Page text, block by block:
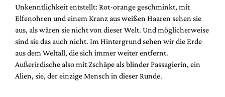
Unkenntlichkeit entstellt: Rot-orange geschminkt, mit
Elfenohren und einem Kranz aus weißen Haaren sehen sie
aus, als wären sie nicht von dieser Welt. Und möglicherweise
sind sie das auch nicht. Im Hintergrund sehen wir die Erde
aus dem Weltall, die sich immer weiter entfernt.
Außerirdische also mit Zschäpe als blinder Passagierin, ein
Alien, sie, der einzige Mensch in dieser Runde.